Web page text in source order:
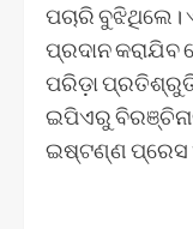
ପଚାରି ବୁଝିଥିଲେ।
ପ୍ରଦାନ କରାଯିବ
ପରିଡ଼ା ପ୍ରତିଶ୍ରୁତି
ଇପିଏରୁ
ଇଷ୍ଟଣ୍ଣ ପ୍ରେସ